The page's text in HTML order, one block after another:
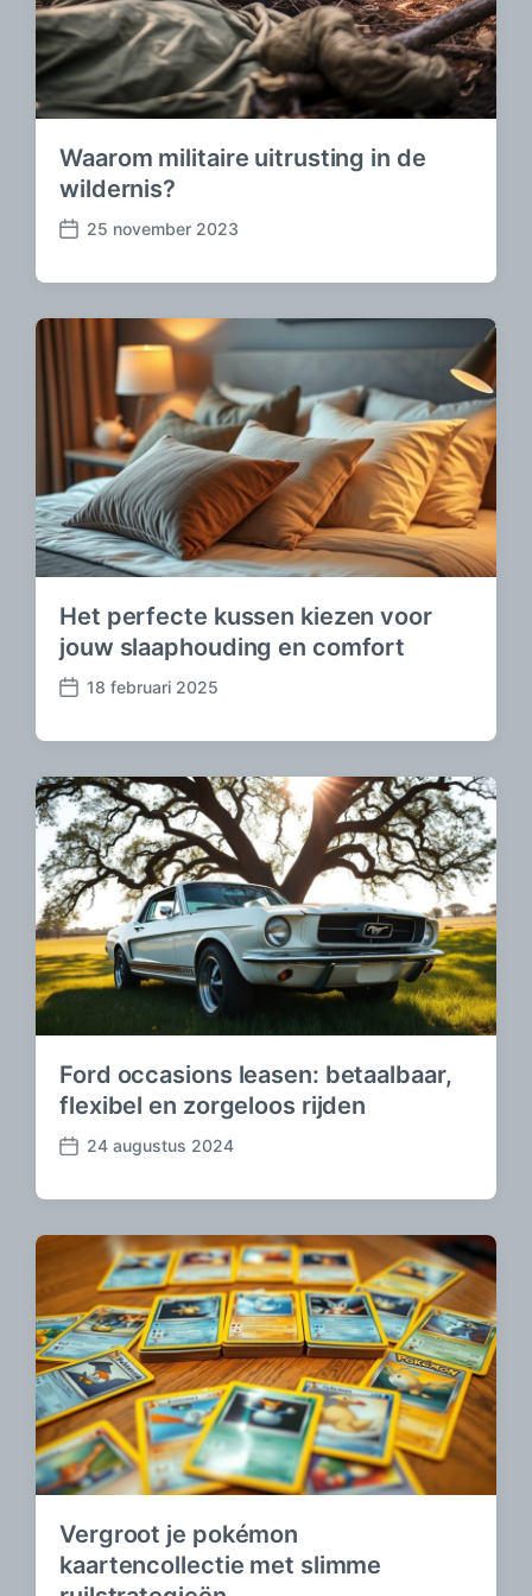
Waarom militaire uitrusting in de
wildernis?
B
i
u
m
25 november 2023
Het perfecte kussen kiezen voor
jouw slaaphouding en comfort
B
i
c
h
t
d
a
t
u
m
18 februari 2025
Ford occasions leasen: betaalbaar,
flexibel en zorgeloos rijden
B
i
t
d
a
t
u
m
24 augustus 2024
Vergroot je pokémon
kaartencollectie met slimme